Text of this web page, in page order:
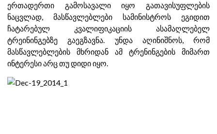
ერთადერთი გამოსავალი იყო გათავისუფლების
ნაცვლად, მასწავლებლები სამინისტროს ეგიდით
ჩატარებულ კვალიფიკაციის ასამაღლებელ
ტრეინინგებზე გაეგზავნა. უნდა აღინიშნოს, რომ
მასწავლებლების მხრიდან ამ ტრენინგების მიმართ
ინტერესი არც თუ დიდი იყო.